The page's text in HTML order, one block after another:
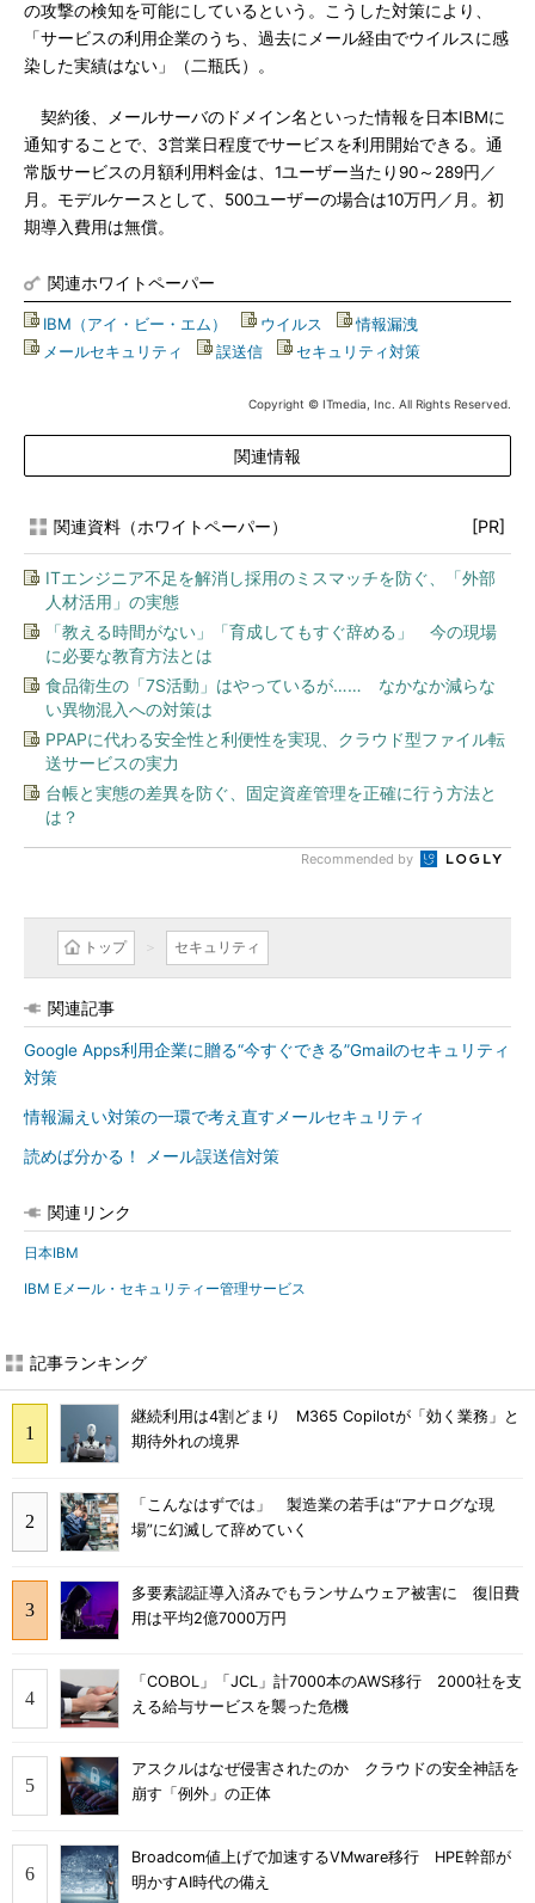
の攻撃の検知を可能にしているという。こうした対策により、
「サービスの利用企業のうち、過去にメール経由でウイルスに感
染した実績はない」（二瓶氏）。
契約後、メールサーバのドメイン名といった情報を日本IBMに
通知することで、3営業日程度でサービスを利用開始できる。通
常版サービスの月額利用料金は、1ユーザー当たり90～289円／
月。モデルケースとして、500ユーザーの場合は10万円／月。初
期導入費用は無償。
関連ホワイトペーパー
IBM（アイ・ビー・エム） ウイルス 情報漏洩
メールセキュリティ
誤送信 セキュリティ対策
Copyright © ITmedia, Inc. All Rights Reserved.
関連情報
関連資料（ホワイトペーパー） [PR]
ITエンジニア不足を解消し採用のミスマッチを防ぐ、「外部
人材活用」の実態
「教える時間がない」「育成してもすぐ辞める」 今の現場
に必要な教育方法とは
食品衛生の「7S活動」はやっているが…… なかなか減らな
い異物混入への対策は
PPAPに代わる安全性と利便性を実現、クラウド型ファイル転
送サービスの実力
台帳と実態の差異を防ぐ、固定資産管理を正確に行う方法と
は？
Recommended by
トップ セキュリティ
関連記事
Google Apps利用企業に贈る“今すぐできる”Gmailのセキュリティ
対策
情報漏えい対策の一環で考え直すメールセキュリティ
読めば分かる！ メール誤送信対策
関連リンク
日本IBM
IBM Eメール・セキュリティー管理サービス
記事ランキング
継続利用は4割どまり M365 Copilotが「効く業務」と
期待外れの境界
「こんなはずでは」 製造業の若手は“アナログな現
場”に幻滅して辞めていく
多要素認証導入済みでもランサムウェア被害に 復旧費
用は平均2億7000万円
「COBOL」「JCL」計7000本のAWS移行 2000社を支
える給与サービスを襲った危機
アスクルはなぜ侵害されたのか クラウドの安全神話を
崩す「例外」の正体
Broadcom値上げで加速するVMware移行 HPE幹部が
明かすAI時代の備え